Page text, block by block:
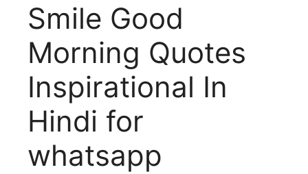
Smile Good
Morning Quotes
Inspirational In
Hindi for
whatsapp